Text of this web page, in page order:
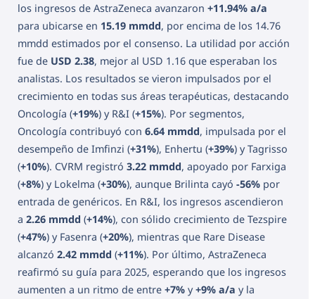
los ingresos de AstraZeneca avanzaron +11.94% a/a
para ubicarse en 15.19 mmdd, por encima de los 14.76
mmdd estimados por el consenso. La utilidad por acción
fue de USD 2.38, mejor al USD 1.16 que esperaban los
analistas. Los resultados se vieron impulsados por el
crecimiento en todas sus áreas terapéuticas, destacando
Oncología (+19%) y R&I (+15%). Por segmentos,
Oncología contribuyó con 6.64 mmdd, impulsada por el
desempeño de Imfinzi (+31%), Enhertu (+39%) y Tagrisso
(+10%). CVRM registró 3.22 mmdd, apoyado por Farxiga
(+8%) y Lokelma (+30%), aunque Brilinta cayó -56% por
entrada de genéricos. En R&I, los ingresos ascendieron
a 2.26 mmdd (+14%), con sólido crecimiento de Tezspire
(+47%) y Fasenra (+20%), mientras que Rare Disease
alcanzó 2.42 mmdd (+11%). Por último, AstraZeneca
reafirmó su guía para 2025, esperando que los ingresos
aumenten a un ritmo de entre +7% y+9% a/a y la